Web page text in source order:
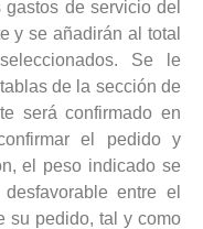
de servicio del
y se añadirán al total
Se le
de la sección de
será confirmado en
el pedido y
el peso indicado se
entre el
su pedido, tal y como